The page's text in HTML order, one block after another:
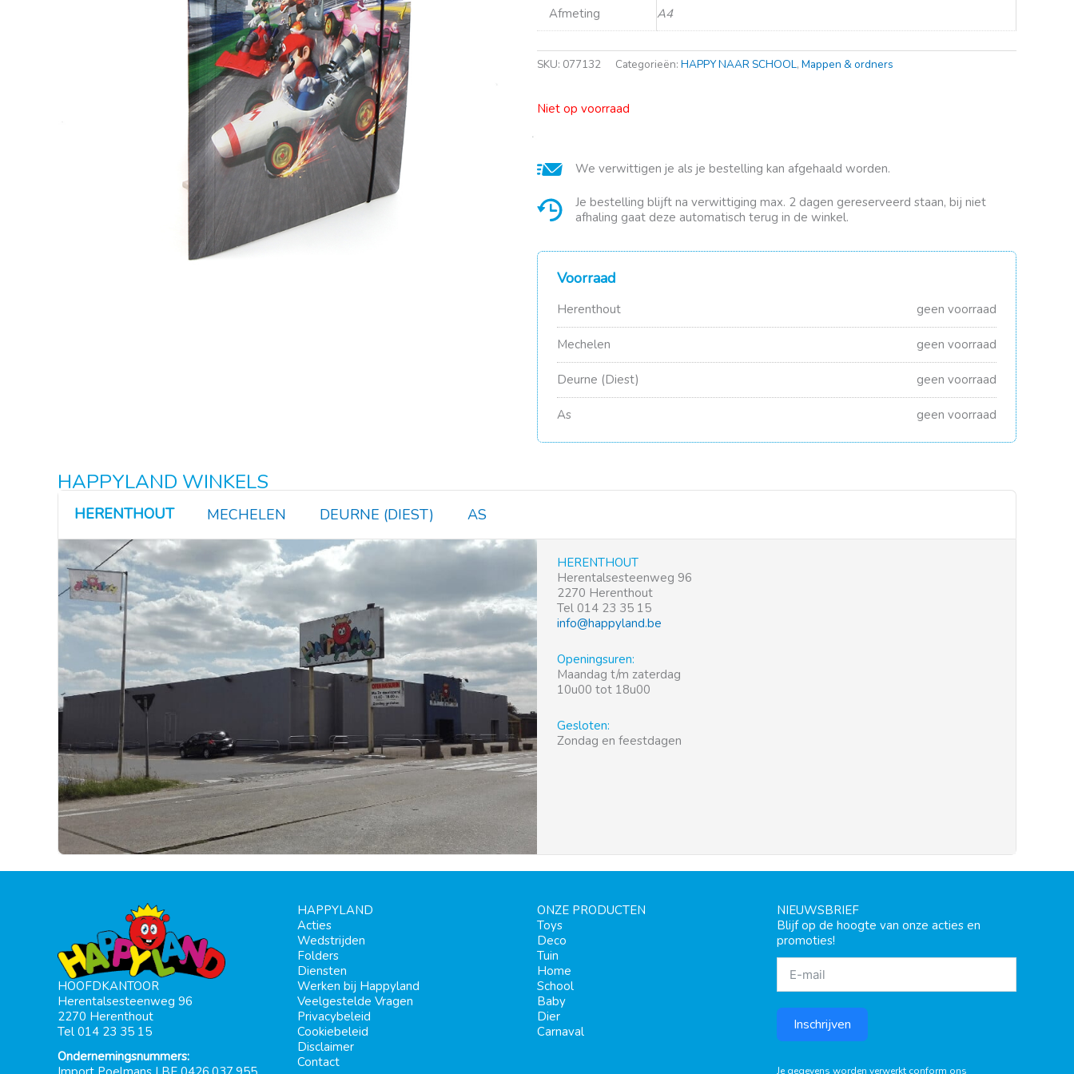
Afmeting A4
SKU: 077132 Categorieën: HAPPY NAAR SCHOOL, Mappen & ordners
Niet op voorraad
We verwittigen je als je bestelling kan afgehaald worden.
Je bestelling blijft na verwittiging max. 2 dagen gereserveerd staan, bij niet
afhaling gaat deze automatisch terug in de winkel.
Voorraad
Herenthout geen voorraad
Mechelen geen voorraad
Deurne (Diest) geen voorraad
As geen voorraad
HAPPYLAND WINKELS
HERENTHOUT MECHELEN DEURNE (DIEST) AS
HERENTHOUT
Herentalsesteenweg 96
2270 Herenthout
Tel 014 23 35 15
info@happyland.be
Openingsuren:
Maandag t/m zaterdag
10u00 tot 18u00
Gesloten:
Zondag en feestdagen
HOOFDKANTOOR
Herentalsesteenweg 96
2270 Herenthout
Tel 014 23 35 15
Ondernemingsnummers:
HAPPYLAND
Acties
Wedstrijden
Folders
Diensten
Werken bij Happyland
Veelgestelde Vragen
Privacybeleid
Cookiebeleid
Disclaimer
Contact
ONZE PRODUCTEN
Toys
Deco
Tuin
Home
School
Baby
Dier
Carnaval
NIEUWSBRIEF
Blijf op de hoogte van onze acties en
promoties!
Inschrijven
Je gegevens worden verwerkt conform ons